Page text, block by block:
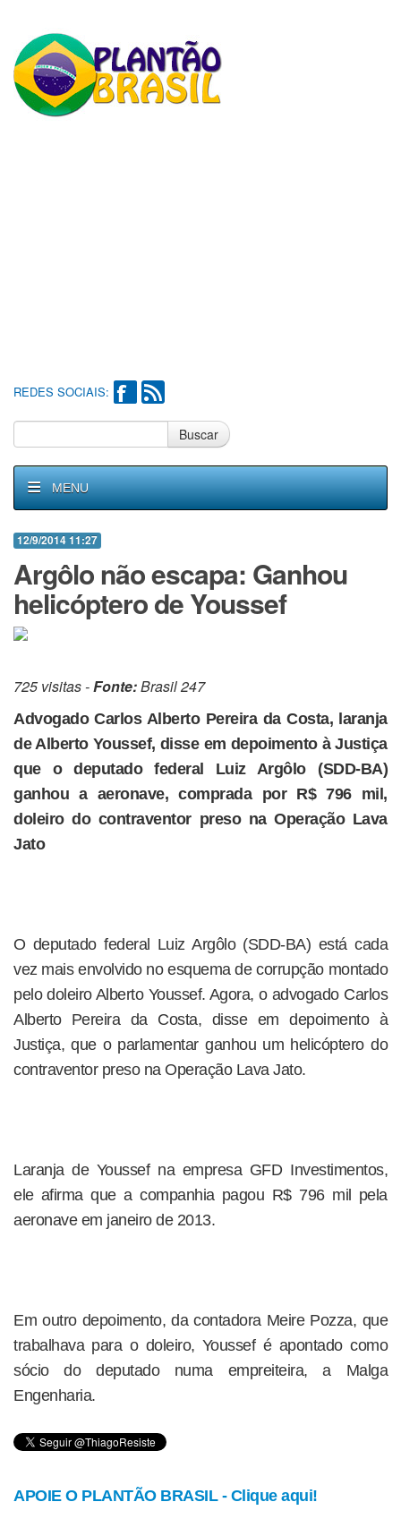
REDES SOCIAIS:
Buscar
MENU
12/9/2014 11:27
Argôlo não escapa: Ganhou
helicóptero de Youssef
725 visitas -Fonte:Brasil 247
Advogado Carlos Alberto Pereira da Costa, laranja
de Alberto Youssef, disse em depoimento à Justiça
que o deputado federal Luiz Argôlo (SDD-BA)
ganhou a aeronave, comprada por R$ 796 mil,
doleiro do contraventor preso na Operação Lava
Jato
O deputado federal Luiz Argôlo (SDD-BA) está cada
vez mais envolvido no esquema de corrupção montado
pelo doleiro Alberto Youssef. Agora, o advogado Carlos
Alberto Pereira da Costa, disse em depoimento à
Justiça, que o parlamentar ganhou um helicóptero do
contraventor preso na Operação Lava Jato.
Laranja de Youssef na empresa GFD Investimentos,
ele afirma que a companhia pagou R$ 796 mil pela
aeronave em janeiro de 2013.
Em outro depoimento, da contadora Meire Pozza, que
trabalhava para o doleiro, Youssef é apontado como
sócio do deputado numa empreiteira, a Malga
Engenharia.
APOIE O PLANTÃO BRASIL - Clique aqui!